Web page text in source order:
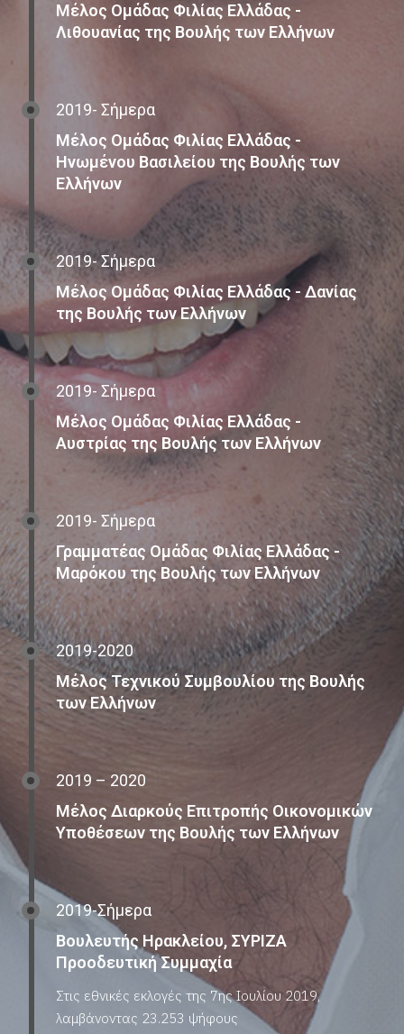
Μέλος Ομάδας Φιλίας Ελλάδας -
Λιθουανίας της Βουλής των Ελλήνων
2019- Σήμερα
Μέλος Ομάδας Φιλίας Ελλάδας -
Ηνωμένου Βασιλείου της Βουλής των
Ελλήνων
2019- Σήμερα
Μέλος Ομάδας Φιλίας Ελλάδας - Δανίας
της Βουλής των Ελλήνων
2019- Σήμερα
Μέλος Ομάδας Φιλίας Ελλάδας -
Αυστρίας της Βουλής των Ελλήνων
2019- Σήμερα
Γραμματέας Ομάδας Φιλίας Ελλάδας -
Μαρόκου της Βουλής των Ελλήνων
2019-2020
Μέλος Τεχνικού Συμβουλίου της Βουλής
των Ελλήνων
2019 – 2020
Μέλος Διαρκούς Επιτροπής Οικονομικών
Υποθέσεων της Βουλής των Ελλήνων
2019-Σήμερα
Βουλευτής Ηρακλείου, ΣΥΡΙΖΑ
Προοδευτική Συμμαχία
Στις εθνικές εκλογές της 7ης Ιουλίου 2019,
λαμβάνοντας 23.253 ψήφους